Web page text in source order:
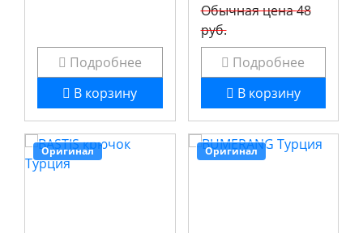
Подробнее
В корзину
Обычная цена48
руб.
Подробнее
В корзину
Оригинал Оригинал